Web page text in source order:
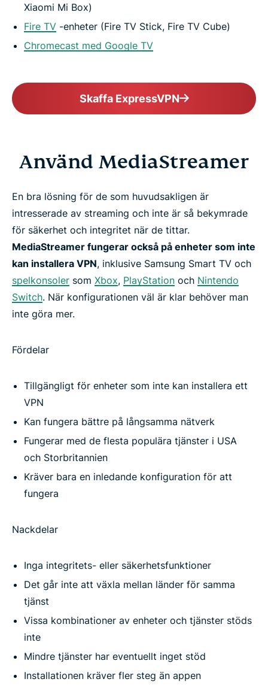
Xiaomi Mi Box)
Fire TV -enheter (Fire TV Stick, Fire TV Cube)
Chromecast med Google TV
Skaffa ExpressVPN
Använd MediaStreamer
En bra lösning för de som huvudsakligen är
intresserade av streaming och inte är så bekymrade
för säkerhet och integritet när de tittar.
MediaStreamer fungerar också på enheter som inte
kan installera VPN, inklusive Samsung Smart TV och
spelkonsoler som Xbox, PlayStation och Nintendo
Switch. När konfigurationen väl är klar behöver man
inte göra mer.
Fördelar
Tillgängligt för enheter som inte kan installera ett
VPN
Kan fungera bättre på långsamma nätverk
Fungerar med de flesta populära tjänster i USA
och Storbritannien
Kräver bara en inledande konfiguration för att
fungera
Nackdelar
Inga integritets- eller säkerhetsfunktioner
Det går inte att växla mellan länder för samma
tjänst
Vissa kombinationer av enheter och tjänster stöds
inte
Mindre tjänster har eventuellt inget stöd
Installationen kräver fler steg än appen